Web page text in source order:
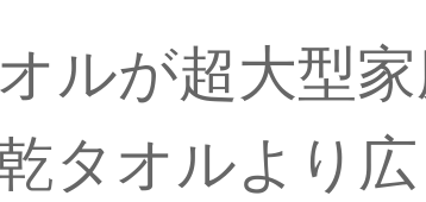
ルが超大型
タオルより